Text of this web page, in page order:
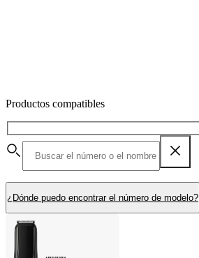
Productos compatibles
¿Dónde puedo encontrar el número de modelo?